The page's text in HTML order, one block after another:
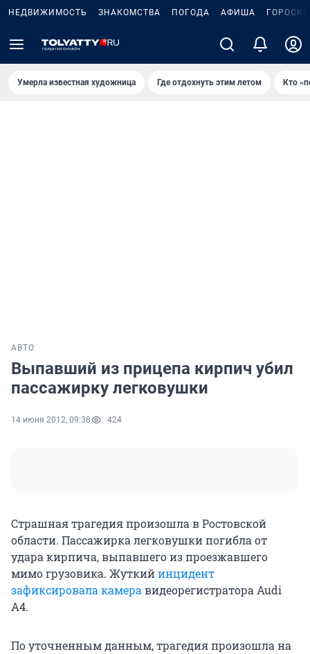
НЕДВИЖИМОСТЬ ЗНАКОМСТВА ПОГОДА АФИША
Умерла известная художница Где отдохнуть этим летом Кто
АВТО
Выпавший из прицепа кирпич убил
пассажирку легковушки
14 июня 2012, 09:38 424
Страшная трагедия произошла в Ростовской
области. Пассажирка легковушки погибла от
удара кирпича, выпавшего из проезжавшего
мимо грузовика. Жуткийинцидент
зафиксировала камера видеорегистратора Audi
А4.
По уточненным данным, трагедия произошла на